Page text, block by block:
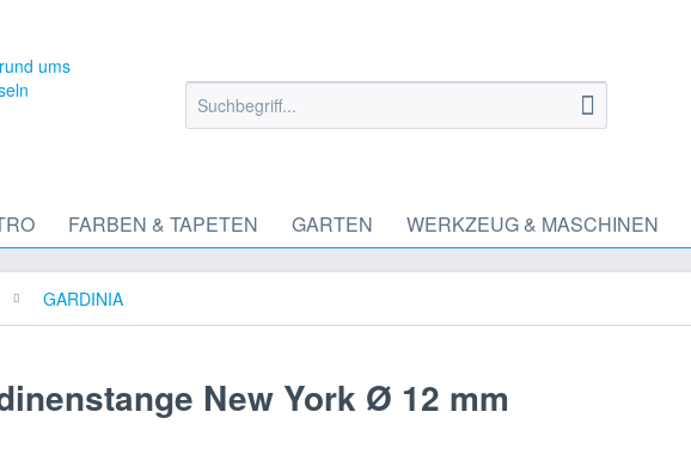
FARBEN & TAPETEN GARTEN WERKZEUG & MASCHINEN
GARDINIA
New York Ø 12 mm